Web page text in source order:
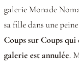
galerie Monade
sa fille dans une
Coups sur Coups
galerie est annulée.